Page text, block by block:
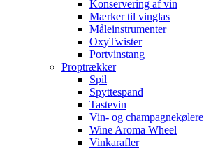
Konservering af vin
Mærker til vinglas
Måleinstrumenter
OxyTwister
Portvinstang
Proptrækker
Spil
Spyttespand
Tastevin
Vin- og champagnekølere
Wine Aroma Wheel
Vinkarafler